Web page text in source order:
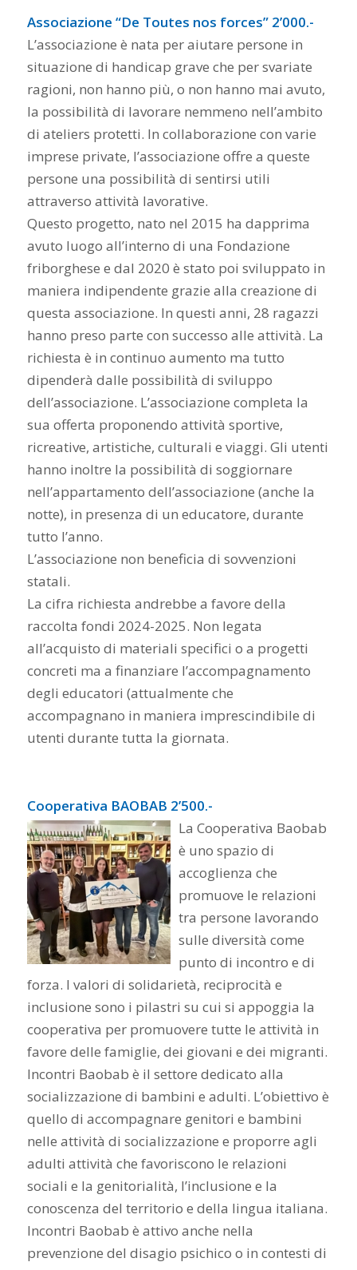
Associazione “De Toutes nos forces” 2’000.-
L’associazione è nata per aiutare persone in
situazione di handicap grave che per svariate
ragioni, non hanno più, o non hanno mai avuto,
la possibilità di lavorare nemmeno nell’ambito
di ateliers protetti. In collaborazione con varie
imprese private, l’associazione offre a queste
persone una possibilità di sentirsi utili
attraverso attività lavorative.
Questo progetto, nato nel 2015 ha dapprima
avuto luogo all’interno di una Fondazione
friborghese e dal 2020 è stato poi sviluppato in
maniera indipendente grazie alla creazione di
questa associazione. In questi anni, 28 ragazzi
hanno preso parte con successo alle attività. La
richiesta è in continuo aumento ma tutto
dipenderà dalle possibilità di sviluppo
dell’associazione. L’associazione completa la
sua offerta proponendo attività sportive,
ricreative, artistiche, culturali e viaggi. Gli utenti
hanno inoltre la possibilità di soggiornare
nell’appartamento dell’associazione (anche la
notte), in presenza di un educatore, durante
tutto l’anno.
L’associazione non beneficia di sovvenzioni
statali.
La cifra richiesta andrebbe a favore della
raccolta fondi 2024-2025. Non legata
all’acquisto di materiali specifici o a progetti
concreti ma a finanziare l’accompagnamento
degli educatori (attualmente che
accompagnano in maniera imprescindibile di
utenti durante tutta la giornata.
Cooperativa BAOBAB 2’500.-
La Cooperativa Baobab
è uno spazio di
accoglienza che
promuove le relazioni
tra persone lavorando
sulle diversità come
punto di incontro e di
forza. I valori di solidarietà, reciprocità e
inclusione sono i pilastri su cui si appoggia la
cooperativa per promuovere tutte le attività in
favore delle famiglie, dei giovani e dei migranti.
Incontri Baobab è il settore dedicato alla
socializzazione di bambini e adulti. L’obiettivo è
quello di accompagnare genitori e bambini
nelle attività di socializzazione e proporre agli
adulti attività che favoriscono le relazioni
sociali e la genitorialità, l’inclusione e la
conoscenza del territorio e della lingua italiana.
Incontri Baobab è attivo anche nella
prevenzione del disagio psichico o in contesti di